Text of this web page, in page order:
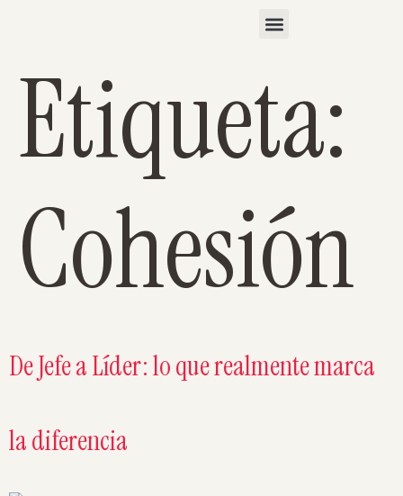
Etiqueta:
Cohesión
De Jefe a Líder: lo que realmente marca
la diferencia